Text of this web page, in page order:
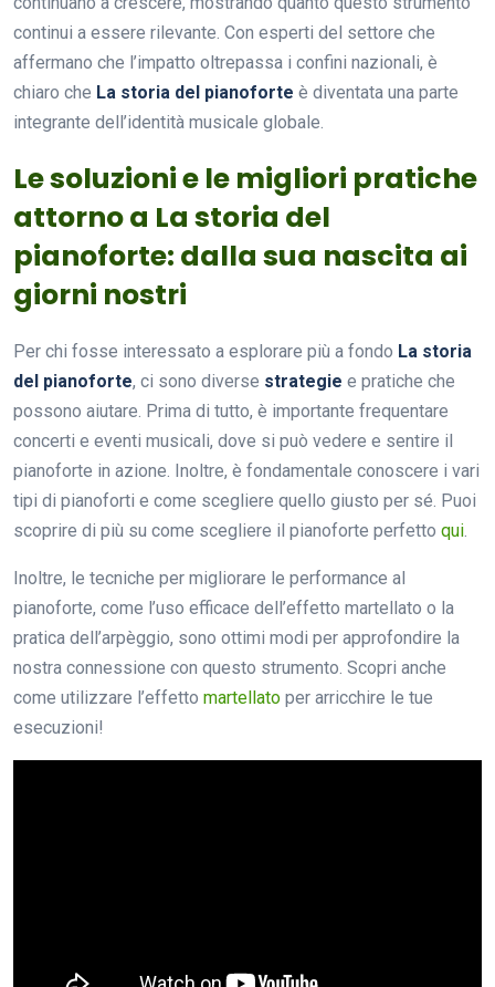
continui a essere rilevante. Con esperti del settore che
affermano che l’impatto oltrepassa i confini nazionali, è
chiaro che La storia del pianoforte è diventata una parte
integrante dell’identità musicale globale.
Le soluzioni e le migliori pratiche
attorno a La storia del
pianoforte: dalla sua nascita ai
giorni nostri
Per chi fosse interessato a esplorare più a fondo La storia
del pianoforte, ci sono diverse strategie e pratiche che
possono aiutare. Prima di tutto, è importante frequentare
concerti e eventi musicali, dove si può vedere e sentire il
pianoforte in azione. Inoltre, è fondamentale conoscere i vari
tipi di pianoforti e come scegliere quello giusto per sé. Puoi
scoprire di più su come scegliere il pianoforte perfetto qui
Inoltre, le tecniche per migliorare le performance al
pianoforte, come l’uso efficace dell’effetto martellato o la
pratica dell’arpèggio, sono ottimi modi per approfondire la
nostra connessione con questo strumento. Scopri anche
come utilizzare l’effetto martellato per arricchire le tue
esecuzioni!